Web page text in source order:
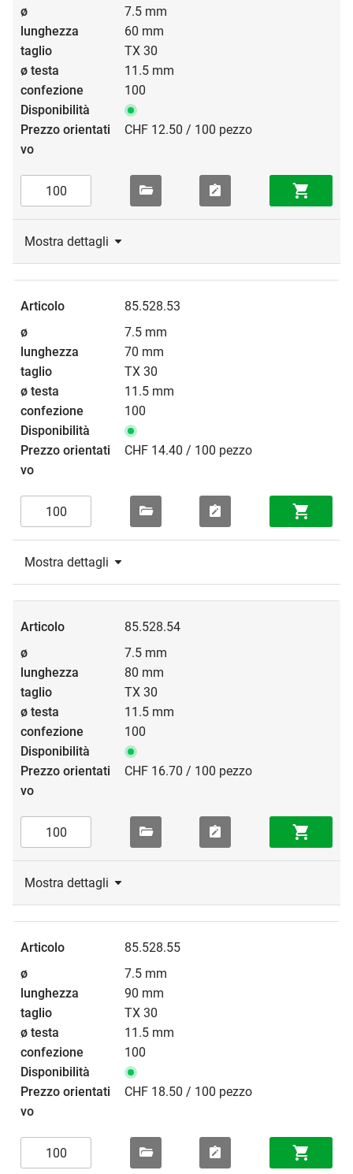
7.5 mm
60 mm
TX 30
11.5 mm
100
CHF 12.50 / 100 pezzo
Mostra dettagli
85.528.53
7.5 mm
70 mm
TX 30
11.5 mm
100
CHF 14.40 / 100 pezzo
Mostra dettagli
85.528.54
7.5 mm
80 mm
TX 30
11.5 mm
100
CHF 16.70 / 100 pezzo
Mostra dettagli
85.528.55
7.5 mm
90 mm
TX 30
11.5 mm
100
CHF 18.50 / 100 pezzo